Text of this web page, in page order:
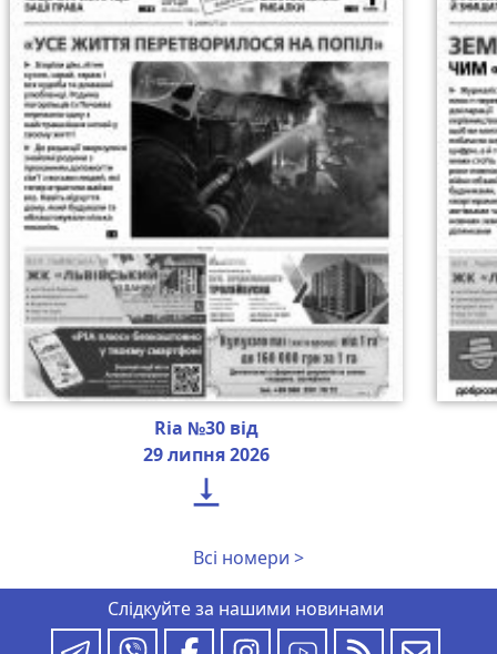
Ria №30 від
29 липня 2026

Всі номери >
Слідкуйте за нашими новинами